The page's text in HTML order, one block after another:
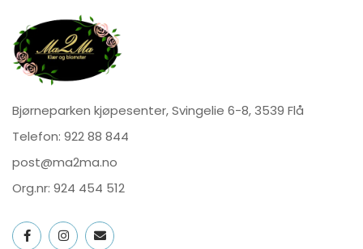
Bjørneparken kjøpesenter, Svingelie 6-8, 3539 Flå
Telefon: 922 88 844
post@ma2ma.no
Org.nr: 924 454 512